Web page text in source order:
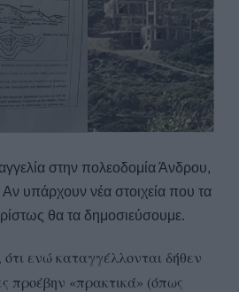
στην πολεοδομία Άνδρου,
υπάρχουν νέα στοιχεία που τα
θα τα δημοσιεύσουμε.
ότι ενώ καταγγέλλονται δήθεν
προέβην «πρακτικά» (όπως